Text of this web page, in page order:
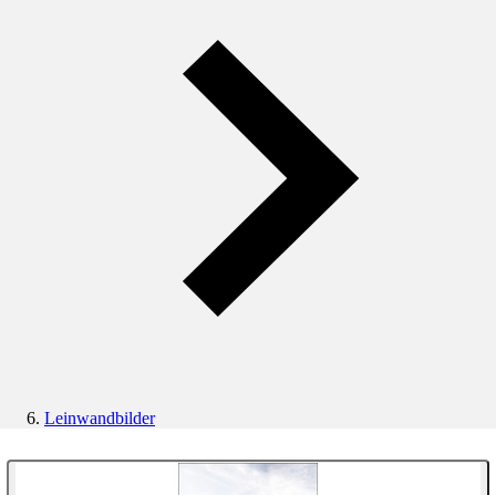
Leinwandbilder